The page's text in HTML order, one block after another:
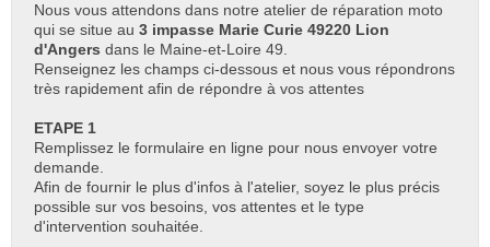
Nous vous attendons dans notre atelier de réparation moto
qui se situe au 3 impasse Marie Curie 49220 Lion
d'Angers dans le Maine-et-Loire 49.
Renseignez les champs ci-dessous et nous vous répondrons
très rapidement afin de répondre à vos attentes
ETAPE 1
Remplissez le formulaire en ligne pour nous envoyer votre
demande.
Afin de fournir le plus d'infos à l'atelier, soyez le plus précis
possible sur vos besoins, vos attentes et le type
d'intervention souhaitée.